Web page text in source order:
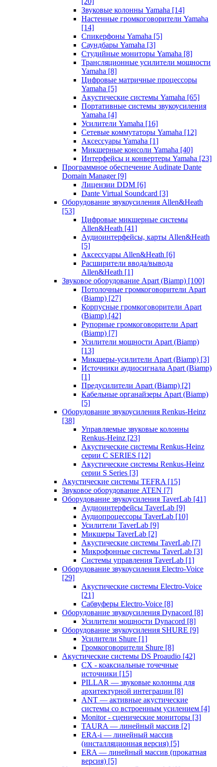
Звуковые колонны Yamaha [14]
Настенные громкоговорители Yamaha
[14]
Спикерфоны Yamaha [5]
Саундбары Yamaha [3]
Студийные мониторы Yamaha [8]
Трансляционные усилители мощности
Yamaha [8]
Цифровые матричные процессоры
Yamaha [5]
Акустические системы Yamaha [65]
Портативные системы звукоусиления
Yamaha [4]
Усилители Yamaha [16]
Сетевые коммутаторы Yamaha [12]
Аксессуары Yamaha [1]
Микшерные консоли Yamaha [40]
Интерфейсы и конвертеры Yamaha [23]
Программное обеспечение Audinate Dante
Domain Manager [9]
Лицензии DDM [6]
Dante Virtual Soundcard [3]
Оборудование звукоусиления Allen&Heath
[53]
Цифровые микшерные системы
Allen&Heath [41]
Аудиоинтерфейсы, карты Allen&Heath
[5]
Аксессуары Allen&Heath [6]
Расширители ввода/вывода
Allen&Heath [1]
Звуковое оборудование Apart (Biamp) [100]
Потолочные громкоговорители Apart
(Biamp) [27]
Корпусные громкоговорители Apart
(Biamp) [42]
Рупорные громкоговорители Apart
(Biamp) [7]
Усилители мощности Apart (Biamp)
[13]
Микшеры-усилители Apart (Biamp) [3]
Источники аудиосигнала Apart (Biamp)
[1]
Предусилители Apart (Biamp) [2]
Кабельные органайзеры Apart (Biamp)
[5]
Оборудование звукоусиления Renkus-Heinz
[38]
Управляемые звуковые колонны
Renkus-Heinz [23]
Акустические системы Renkus-Heinz
серии C SERIES [12]
Акустические системы Renkus-Heinz
серии S Series [3]
Акустические системы TEFRA [15]
Звуковое оборудование ATEN [7]
Оборудование звукоусиления TaverLab [41]
Аудиоинтерфейсы TaverLab [9]
Аудиопроцессоры TaverLab [10]
Усилители TaverLab [9]
Микшеры TaverLab [2]
Акустические системы TaverLab [7]
Микрофонные системы TaverLab [3]
Системы управления TaverLab [1]
Оборудование звукоусиления Electro-Voice
[29]
Акустические системы Electro-Voice
[21]
Сабвуферы Electro-Voice [8]
Оборудование звукоусиления Dynacord [8]
Усилители мощности Dynacord [8]
Оборудование звукоусиления SHURE [9]
Усилители Shure [1]
Громкоговорители Shure [8]
Акустические системы DS Proaudio [42]
CX - коаксиальные точечные
источники [15]
PILLAR — звуковые колонны для
архитектурной интеграции [8]
ANT — активные акустические
системы со встроенным усилением [4]
Monitor - сценические мониторы [3]
TAURA — линейный массив [2]
ERA-i — линейный массив
(инсталляционная версия) [5]
ERA — линейный массив (прокатная
версия) [5]